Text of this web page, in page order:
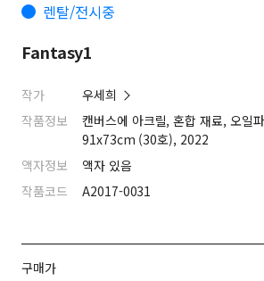
렌탈/전시중
Fantasy1
작가
우세희
작품정보
캔버스에 아크릴, 혼합 재료, 오일
91x73cm (30호), 2022
액자정보
액자 있음
작품코드
A2017-0031
구매가